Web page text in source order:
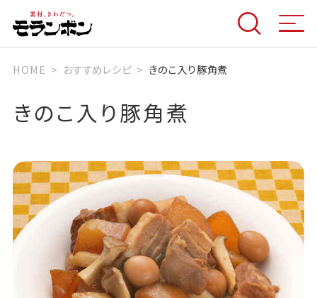
HOME おすすめレシピ きのこ入り豚角煮
きのこ入り豚角煮